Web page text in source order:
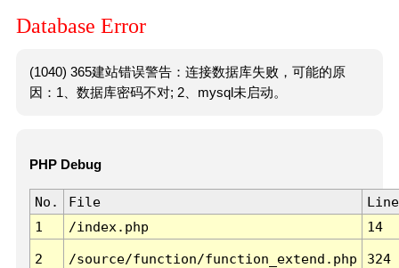
Database Error
(1040) 365建站错误警告：连接数据库失败，可能的原
因：1、数据库密码不对; 2、mysql未启动。
PHP Debug
No. File
Line
1
/index.php 14
2 /source/function/function_extend.php 324